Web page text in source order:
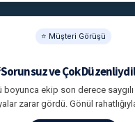
⭐ Müşteri Görüşü
ve Çok
boyunca ekip son derece
zarar gördü. Gönül